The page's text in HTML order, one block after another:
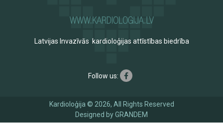
Latvijas Invazīvās kardioloģijas attīstības biedrība
Follow us:
Kardioloģija © 2026, All Rights Reserved
Designed byGRANDEM